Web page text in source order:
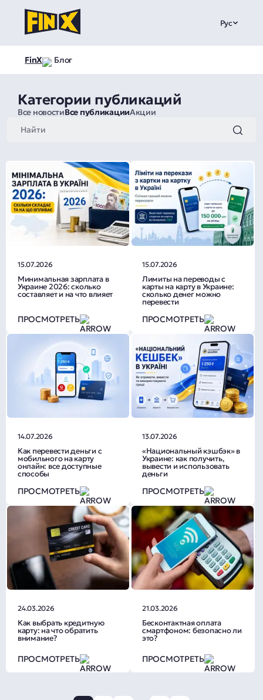
Рус
FinX Блог
Категории публикаций
Все новостиВсе публикацииАкции
15.07.2026
Минимальная зарплата в
Украине 2026: сколько
составляет и на что влияет
ПРОСМОТРЕТЬ
15.07.2026
Лимиты на переводы с
карты на карту в Украине:
сколько денег можно
перевести
ПРОСМОТРЕТЬ
14.07.2026
Как перевести деньги с
мобильного на карту
онлайн: все доступные
способы
ПРОСМОТРЕТЬ
13.07.2026
«Национальный кэшбэк» в
Украине: как получить,
вывести и использовать
деньги
ПРОСМОТРЕТЬ
24.03.2026
Как выбрать кредитную
карту: на что обратить
внимание?
ПРОСМОТРЕТЬ
21.03.2026
Бесконтактная оплата
смартфоном: безопасно ли
это?
ПРОСМОТРЕТЬ